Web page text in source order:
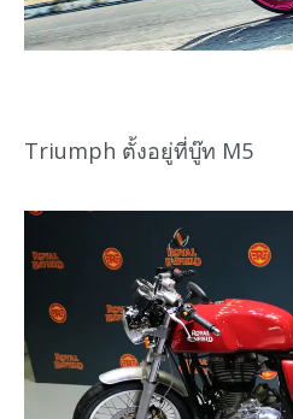
Triumph ตั้งอยู่ที่บู๊ท M5